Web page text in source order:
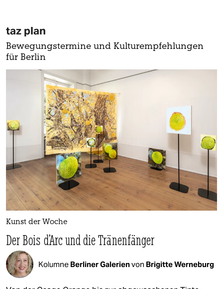
taz plan
Bewegungstermine und Kulturempfehlungen
für Berlin
Kunst der Woche
Der Bois d’Arc und die Tränenfänger
Kolumne Berliner Galerienvon Brigitte Werneburg